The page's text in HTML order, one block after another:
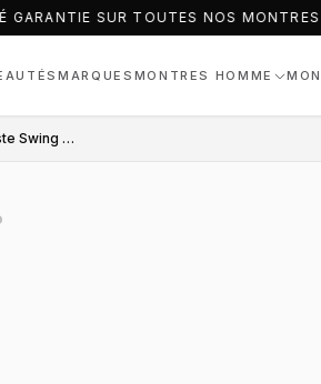
SUR TOUTES NOS MONTRES
MARQUES MONTRES HOMME
Montre Femme Lacoste Swing 2001265 bracelet silicone blanc